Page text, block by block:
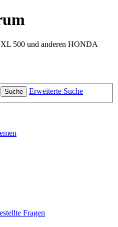
XL 500 und anderen HONDA
Suche Erweiterte Suche
Fragen